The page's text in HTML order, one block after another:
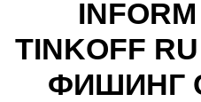
TINKOFF
ФИШИНГ